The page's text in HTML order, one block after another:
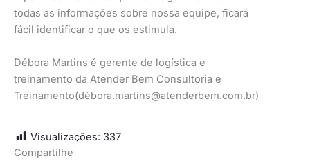
todas as informações sobre nossa equipe, ficará
fácil identificar o que os estimula.
Débora Martins é gerente de logística e
treinamento da Atender Bem Consultoria e
Treinamento(débora.martins@atenderbem.com.br)
Visualizações: 337
Compartilhe